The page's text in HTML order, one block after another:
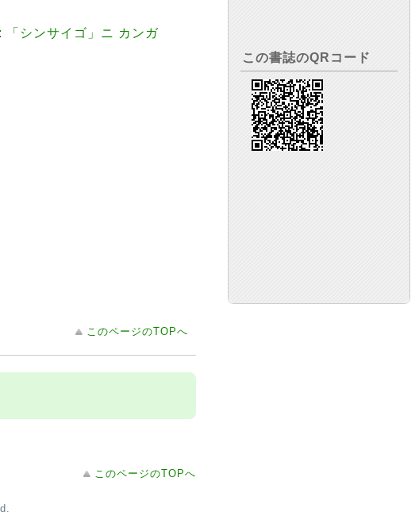
「シンサイゴ」ニ カンガ
このページのTOPへ
このページのTOPへ
この書誌のQRコード